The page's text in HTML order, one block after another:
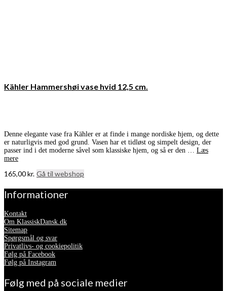
Kähler Hammershøi vase hvid 12,5 cm.
Denne elegante vase fra Kähler er at finde i mange nordiske hjem, og dette
er naturligvis med god grund. Vasen har et tidløst og simpelt design, der
passer ind i det moderne såvel som klassiske hjem, og så er den … Læs
mere
165,00kr. Gå til webshop
Informationer
Kontakt
Om KlassiskDansk.dk
Sitemap
Spørgsmål og svar
Privatlivs- og cookiepolitik
Følg på Facebook
Følg på Instagram
Følg med på sociale medier